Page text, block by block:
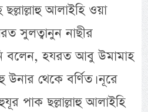
আলাইহি ওয়া
সুলত্বানুন নাছীর
বলেন, হযরত আবু উমামাহ
উনার থেকে বর্ণিত। নূরে
পাক ছল্লাল্লাহু আলাইহি